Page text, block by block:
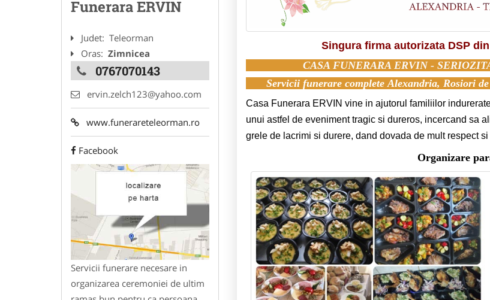
Funerara ERVIN
Judet: Teleorman
Oras: Zimnicea
0767070143
ervin.zelch123@yahoo.com
www.funerareteleorman.ro
Facebook
Servicii funerare necesare in
organizarea ceremoniei de ultim
Singura firma autorizata DSP
CASA FUNERARA ERVIN -
Servicii funerare complete Alexandria, Rosiori
Casa Funerara ERVIN vine in ajutorul familiilor
unui astfel de eveniment tragic si dureros, incercand sa
grele de lacrimi si durere, dand dovada de mult respect
Organizare